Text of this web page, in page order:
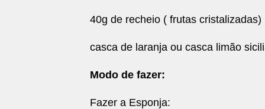
40g de recheio ( frutas cristalizadas)
casca de laranja ou casca limão
Modo de fazer:
Fazer a Esponja: